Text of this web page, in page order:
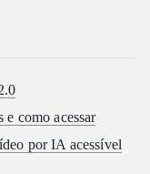
como acessar
por IA acessível